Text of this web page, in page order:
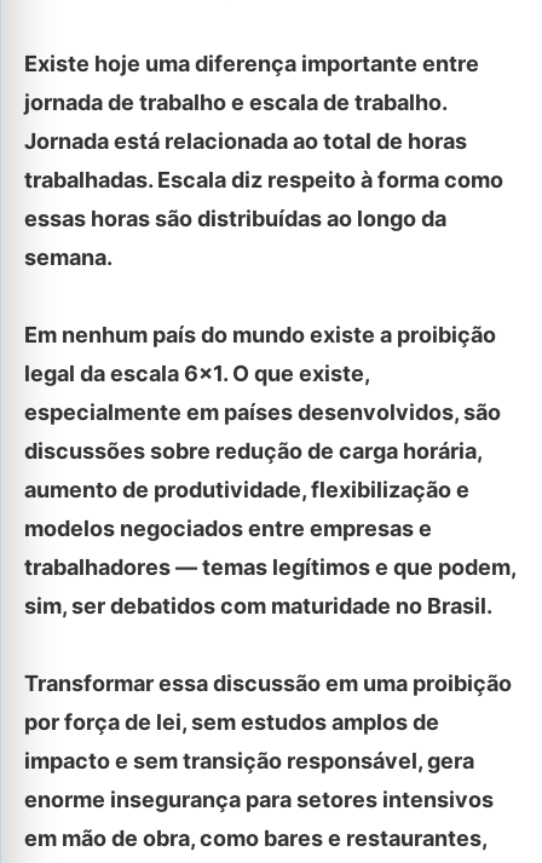
Existe hoje uma diferença importante entre
jornada de trabalho e escala de trabalho.
Jornada está relacionada ao total de horas
trabalhadas. Escala diz respeito à forma como
essas horas são distribuídas ao longo da
semana.
Em nenhum país do mundo existe a proibição
legal da escala 6×1. O que existe,
especialmente em países desenvolvidos, são
discussões sobre redução de carga horária,
aumento de produtividade, flexibilização e
modelos negociados entre empresas e
trabalhadores — temas legítimos e que podem,
sim, ser debatidos com maturidade no Brasil.
Transformar essa discussão em uma proibição
por força de lei, sem estudos amplos de
impacto e sem transição responsável, gera
enorme insegurança para setores intensivos
em mão de obra, como bares e restaurantes,